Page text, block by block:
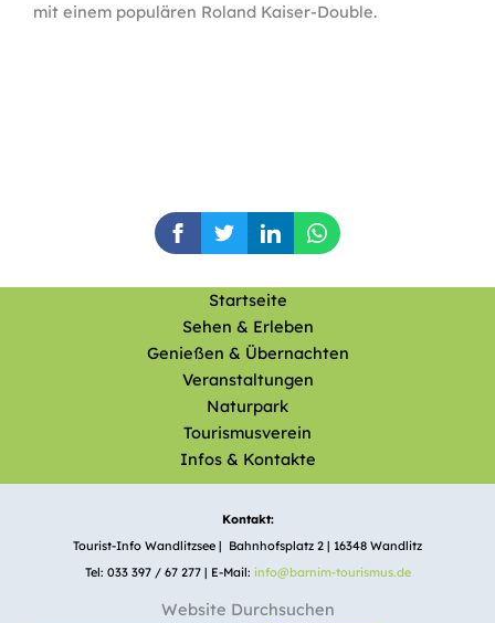
mit einem populären Roland Kaiser-Double.
Startseite
Sehen & Erleben
Genießen & Übernachten
Veranstaltungen
Naturpark
Tourismusverein
Infos & Kontakte
Kontakt:
Tourist-Info Wandlitzsee | Bahnhofsplatz 2 | 16348 Wandlitz
Tel: 033 397 / 67 277 | E-Mail: info@barnim-tourismus.de
Website Durchsuchen